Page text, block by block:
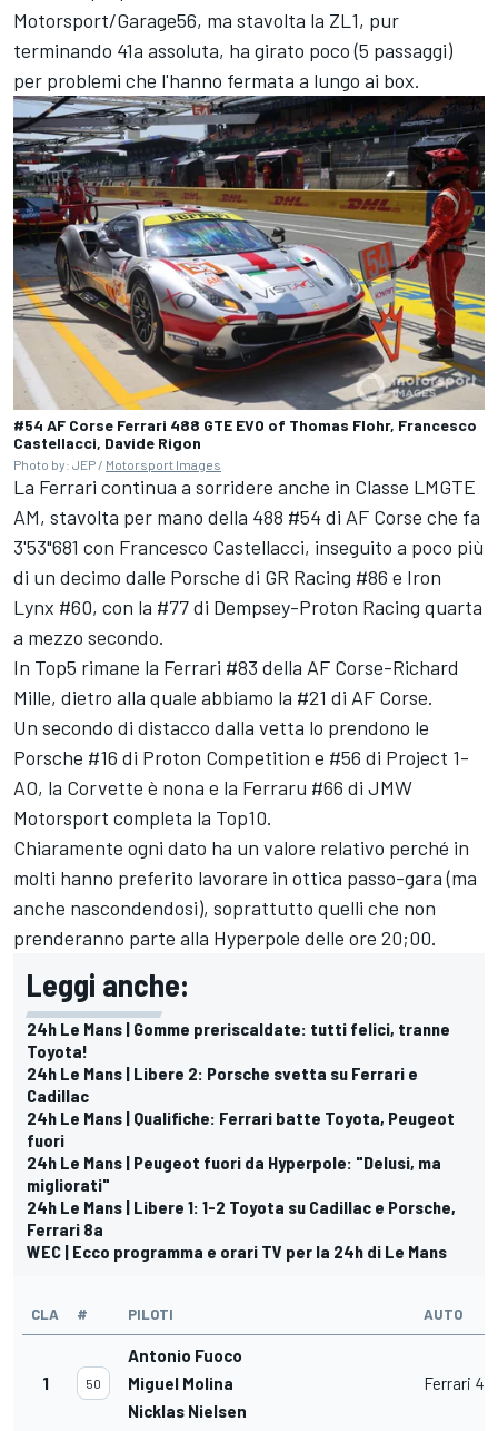
Motorsport/Garage56, ma stavolta la ZL1, pur
terminando 41a assoluta, ha girato poco (5 passaggi)
per problemi che l'hanno fermata a lungo ai box.
#54 AF Corse Ferrari 488 GTE EVO of Thomas Flohr, Francesco
Castellacci, Davide Rigon
Photo by: JEP / Motorsport Images
La Ferrari continua a sorridere anche in Classe LMGTE
AM, stavolta per mano della 488 #54 di AF Corse che fa
3'53"681 con Francesco Castellacci, inseguito a poco più
di un decimo dalle Porsche di GR Racing #86 e Iron
Lynx #60, con la #77 di Dempsey-Proton Racing quarta
a mezzo secondo.
In Top5 rimane la Ferrari #83 della AF Corse-Richard
Mille, dietro alla quale abbiamo la #21 di AF Corse.
Un secondo di distacco dalla vetta lo prendono le
Porsche #16 di Proton Competition e #56 di Project 1-
AO, la Corvette è nona e la Ferraru #66 di JMW
Motorsport completa la Top10.
Chiaramente ogni dato ha un valore relativo perché in
molti hanno preferito lavorare in ottica passo-gara (ma
anche nascondendosi), soprattutto quelli che non
prenderanno parte alla Hyperpole delle ore 20;00.
Leggi anche:
24h Le Mans | Gomme preriscaldate: tutti felici, tranne
Toyota!
24h Le Mans | Libere 2: Porsche svetta su Ferrari e
Cadillac
24h Le Mans | Qualifiche: Ferrari batte Toyota, Peugeot
fuori
24h Le Mans | Peugeot fuori da Hyperpole: "Delusi, ma
migliorati"
24h Le Mans | Libere 1: 1-2 Toyota su Cadillac e Porsche,
Ferrari 8a
WEC | Ecco programma e orari TV per la 24h di Le Mans
CLA # PILOTI AUTO
1 50
Antonio Fuoco
Miguel Molina
Nicklas Nielsen
Ferrari